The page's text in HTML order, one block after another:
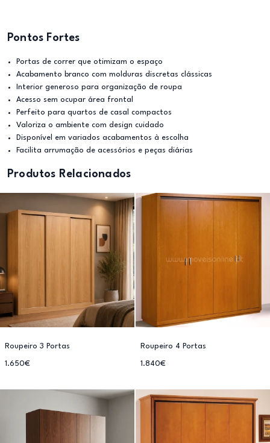
Pontos Fortes
Portas de correr que otimizam o espaço
Acabamento branco com molduras discretas clássicas
Interior generoso para organização de roupa
Acesso sem ocupar área frontal
Perfeito para quartos de casal compactos
Valoriza o ambiente com design cuidado
Disponível em variados acabamentos à escolha
Facilita arrumação de acessórios e peças diárias
Produtos Relacionados
Roupeiro 3 Portas
1.650€
Roupeiro 4 Portas
1.840€